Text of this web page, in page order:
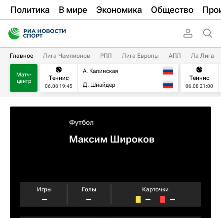
Политика В мире Экономика Общество
Главное Лига Чемпионов РПЛ Лига Европы АПЛ Ла Лига
Матч-
центр
Теннис
06.08 19:45
А. Калинская
Д. Шнайдер
Теннис
06.08 21:00
Футбол
Максим Широков
Игры
–
Голы
–
Карточки
– –